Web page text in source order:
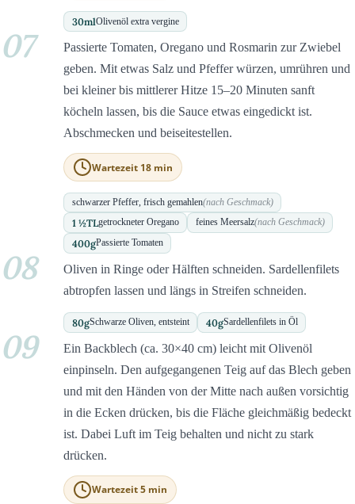
30mlOlivenöl extra vergine
07
Passierte Tomaten, Oregano und Rosmarin zur Zwiebel
geben. Mit etwas Salz und Pfeffer würzen, umrühren und
bei kleiner bis mittlerer Hitze 15–20 Minuten sanft
köcheln lassen, bis die Sauce etwas eingedickt ist.
Abschmecken und beiseitestellen.
Wartezeit 18 min
schwarzer Pfeffer, frisch gemahlen(nach Geschmack)
1 ½TLgetrockneter Oregano feines Meersalz(nach Geschmack)
400gPassierte Tomaten
08
Oliven in Ringe oder Hälften schneiden. Sardellenfilets
abtropfen lassen und längs in Streifen schneiden.
80gSchwarze Oliven, entsteint 40gSardellenfilets in Öl
09
Ein Backblech (ca. 30×40 cm) leicht mit Olivenöl
einpinseln. Den aufgegangenen Teig auf das Blech geben
und mit den Händen von der Mitte nach außen vorsichtig
in die Ecken drücken, bis die Fläche gleichmäßig bedeckt
ist. Dabei Luft im Teig behalten und nicht zu stark
drücken.
Wartezeit 5 min